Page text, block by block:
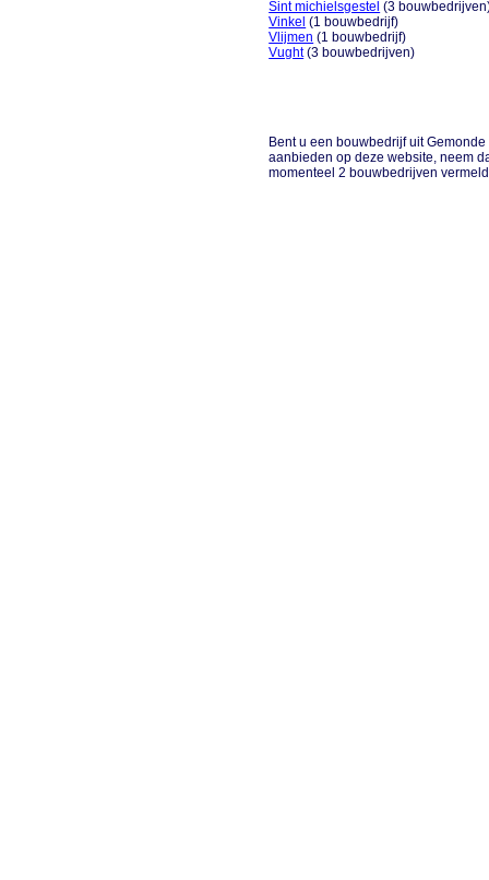
Sint michielsgestel (3
Vinkel (1 bouwbedrijf)
Vlijmen (1 bouwbedrijf)
Vught(3 bouwbedrijven)
Bent u een bouwbedrijf uit
aanbieden op deze website, neem
momenteel 2 bouwbedrijven